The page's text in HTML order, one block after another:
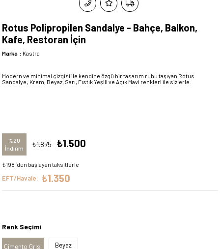
Rotus Polipropilen Sandalye - Bahçe, Balkon,
Kafe, Restoran İçin
Marka : Kastra
Modern ve minimal çizgisi ile kendine özgü bir tasarım ruhu taşıyan Rotus
Sandalye; Krem, Beyaz, Sarı, Fıstık Yeşili ve Açık Mavi renkleri ile sizlerle.
%20
İndirim
₺1.875 ₺1.500
₺198 `den başlayan taksitlerle
EFT/Havale: ₺1.350
Renk Seçimi
Çimento Grisi Beyaz